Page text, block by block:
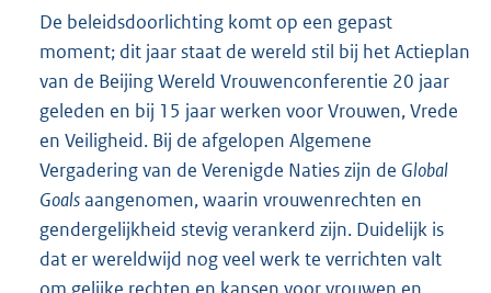
De beleidsdoorlichting komt op een gepast
moment; dit jaar staat de wereld stil bij het Actieplan
van de Beijing Wereld Vrouwenconferentie 20 jaar
geleden en bij 15 jaar werken voor Vrouwen, Vrede
en Veiligheid. Bij de afgelopen Algemene
Vergadering van de Verenigde Naties zijn de Global
Goalsaangenomen, waarin vrouwenrechten en
gendergelijkheid stevig verankerd zijn. Duidelijk is
dat er wereldwijd nog veel werk te verrichten valt